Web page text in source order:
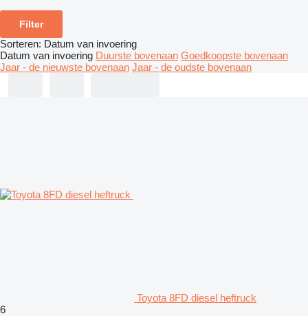
Filter
Sorteren: Datum van invoering
Datum van invoering Duurste bovenaan Goedkoopste bovenaan
Jaar - de nieuwste bovenaan Jaar - de oudste bovenaan
Toyota 8FD diesel heftruck
6